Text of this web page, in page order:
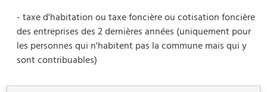
- taxe d'habitation ou taxe foncière ou cotisation foncière
des entreprises des 2 dernières années (uniquement pour
les personnes qui n'habitent pas la commune mais qui y
sont contribuables)